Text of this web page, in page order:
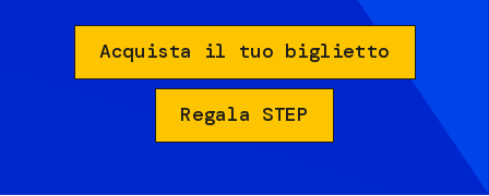
Acquista il tuo biglietto
Regala STEP